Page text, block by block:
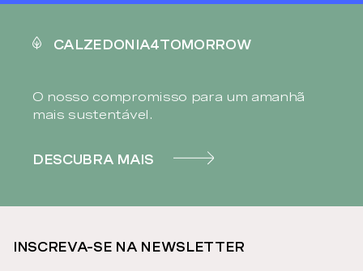
CALZEDONIA4TOMORROW
O nosso compromisso para um amanhã
mais sustentável.
DESCUBRA MAIS
INSCREVA-SE NA NEWSLETTER